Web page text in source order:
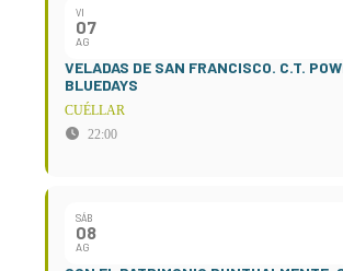
VI
07
AG
VELADAS DE SAN FRANCISCO. C.T.
BLUEDAYS
CUÉLLAR
22:00
SÁB
08
AG